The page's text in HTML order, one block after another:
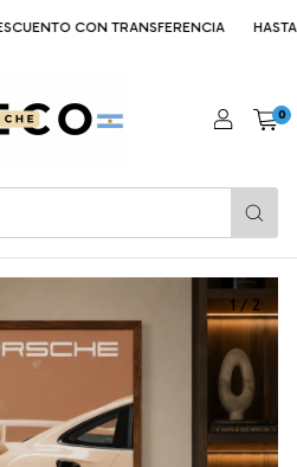
CON TRANSFERENCIA HASTA 6
0
1/2